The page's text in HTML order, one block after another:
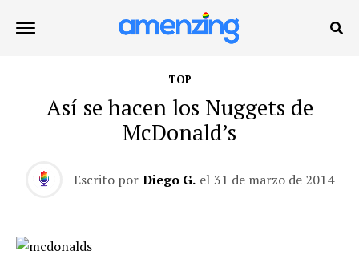
TOP
Así se hacen los Nuggets de
McDonald’s
Escrito por Diego G. el 31 de marzo de 2014